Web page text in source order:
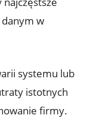
w
systemu lub
istotnych
firmy.